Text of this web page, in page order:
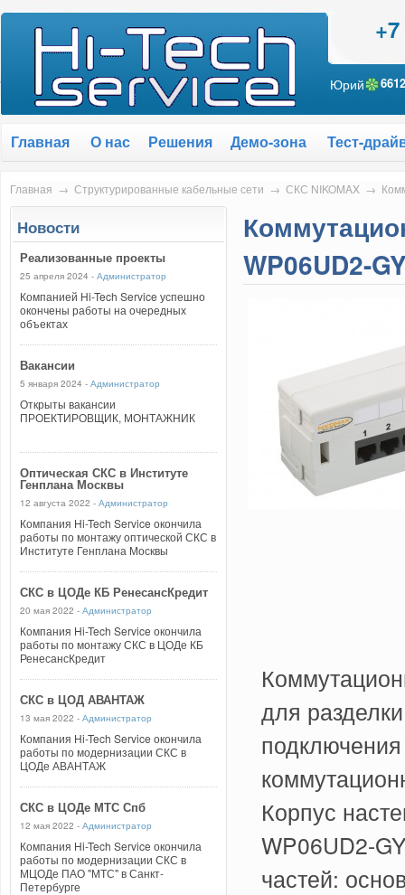
Юрий
Главная О нас Решения Демо-зона Тест-
Главная → Структурированные кабельные сети → СКС NIKOMAX →
Новости
Реализованные проекты
25 апреля 2024 - Администратор
Компанией Hi-Tech Service успешно
окончены работы на очередных
объектах
Вакансии
5 января 2024 - Администратор
Открыты вакансии
ПРОЕКТИРОВЩИК, МОНТАЖНИК
Оптическая СКС в Институте
Генплана Москвы
12 августа 2022 - Администратор
Компания Hi-Tech Service окончила
работы по монтажу оптической СКС в
Институте Генплана Москвы
СКС в ЦОДе КБ РенесансКредит
20 мая 2022 - Администратор
Компания Hi-Tech Service окончила
работы по монтажу СКС в ЦОДе КБ
РенесансКредит
СКС в ЦОД АВАНТАЖ
13 мая 2022 - Администратор
Компания Hi-Tech Service окончила
работы по модернизации СКС в
ЦОДе АВАНТАЖ
СКС в ЦОДе МТС Спб
12 мая 2022 - Администратор
Компания Hi-Tech Service окончила
работы по модернизации СКС в
МЦОДе ПАО "МТС" в Санкт-
Петербурге
WP06UD2-
для
Корпус
WP06UD2-
частей: